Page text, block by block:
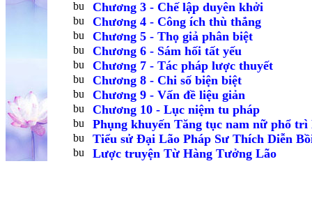
Chương 3 - Chế lập duyên khởi
Chương 4 - Công ích thù thắng
Chương 5 - Thọ giả phân biệt
Chương 6 - Sám hối tất yếu
Chương 7 - Tác pháp lược thuyết
Chương 8 - Chi số biện biệt
Chương 9 - Vấn đề liệu giản
Chương 10 - Lục niệm tu pháp
Phụng khuyến Tăng tục nam nữ phổ
Tiểu sử Ðại Lão Pháp Sư Thích Diễn
Lược truyện Từ Hàng Tưởng Lão